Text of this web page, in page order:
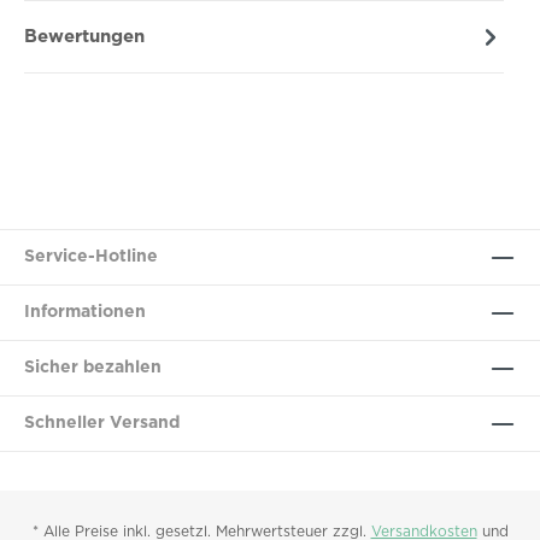
Bewertungen
Service-Hotline
Informationen
Sicher bezahlen
Schneller Versand
* Alle Preise inkl. gesetzl. Mehrwertsteuer zzgl. Versandkostenund